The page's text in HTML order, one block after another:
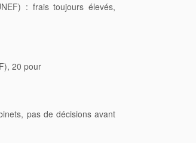
: frais toujours élevés,
20 pour
pas de décisions avant